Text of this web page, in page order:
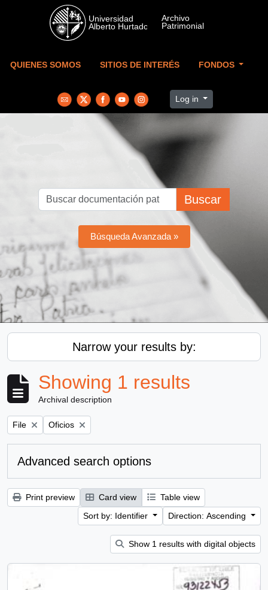
Skip to main content
QUIENES SOMOS SITIOS DE INTERÉS FONDOS
Log in
Buscar
Búsqueda Avanzada »
Narrow your results by:
Showing 1 results
Archival description
Remove filter:
File Remove filter:
Oficios
Advanced search options
Print preview Card view
Table view
Sort by: Identifier
Direction: Ascending
Show 1 results with digital objects